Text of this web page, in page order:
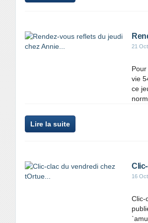
21
vie
ce
Lire la suite
16
Clic-